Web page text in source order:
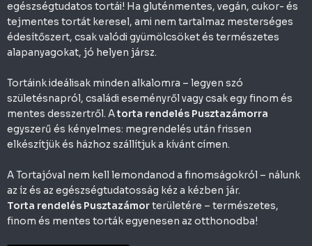
egészségtudatos tortái! Ha gluténmentes, vegán, cukor- és
tejmentes tortát keresel, ami nem tartalmaz mesterséges
édesítőszert, csak valódi gyümölcsöket és természetes
alapanyagokat, jó helyen jársz.
Tortáink ideálisak minden alkalomra – legyen szó
születésnapról, családi eseményről vagy csak egy finom és
mentes desszertről. Atorta rendelés Pusztazámorra
egyszerű és kényelmes: megrendelés után frissen
elkészítjük és házhoz szállítjuk a kívánt címen.
A Tortajóval nem kell lemondanod a finomságokról – nálunk
az íz és az egészségtudatosság kéz a kézben jár.
Torta rendelés Pusztazámorterületére – természetes,
finom és mentes torták egyenesen az otthonodba!